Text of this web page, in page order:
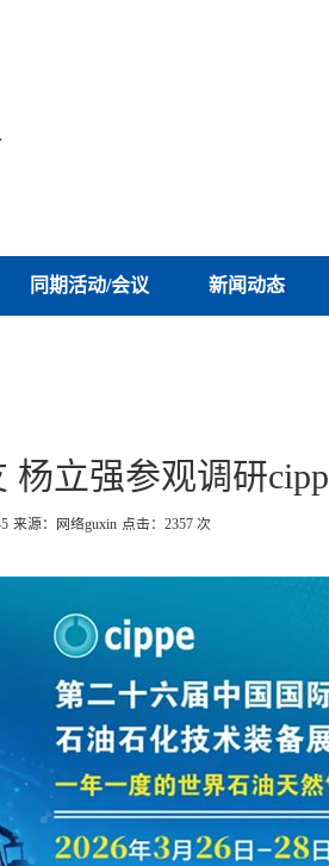
同期活动/会议 新闻动态
立强参观调研
来源：网络guxin 点击： 2357 次